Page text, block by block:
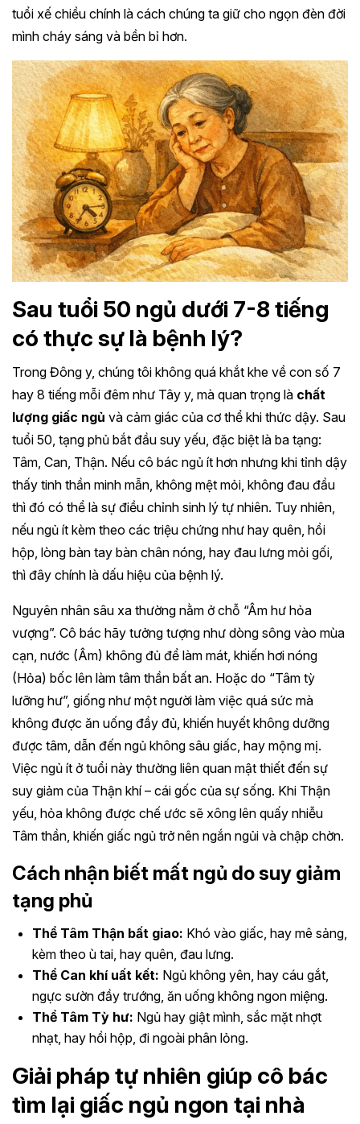
tuổi xế chiều chính là cách chúng ta giữ cho ngọn đèn đời
mình cháy sáng và bền bỉ hơn.
Sau tuổi 50 ngủ dưới 7-8 tiếng
có thực sự là bệnh lý?
Trong Đông y, chúng tôi không quá khắt khe về con số 7
hay 8 tiếng mỗi đêm như Tây y, mà quan trọng là chất
lượng giấc ngủ và cảm giác của cơ thể khi thức dậy. Sau
tuổi 50, tạng phủ bắt đầu suy yếu, đặc biệt là ba tạng:
Tâm, Can, Thận. Nếu cô bác ngủ ít hơn nhưng khi tỉnh dậy
thấy tinh thần minh mẫn, không mệt mỏi, không đau đầu
thì đó có thể là sự điều chỉnh sinh lý tự nhiên. Tuy nhiên,
nếu ngủ ít kèm theo các triệu chứng như hay quên, hồi
hộp, lòng bàn tay bàn chân nóng, hay đau lưng mỏi gối,
thì đây chính là dấu hiệu của bệnh lý.
Nguyên nhân sâu xa thường nằm ở chỗ “Âm hư hỏa
vượng”. Cô bác hãy tưởng tượng như dòng sông vào mùa
cạn, nước (Âm) không đủ để làm mát, khiến hơi nóng
(Hỏa) bốc lên làm tâm thần bất an. Hoặc do “Tâm tỳ
lưỡng hư”, giống như một người làm việc quá sức mà
không được ăn uống đầy đủ, khiến huyết không dưỡng
được tâm, dẫn đến ngủ không sâu giấc, hay mộng mị.
Việc ngủ ít ở tuổi này thường liên quan mật thiết đến sự
suy giảm của Thận khí – cái gốc của sự sống. Khi Thận
yếu, hỏa không được chế ước sẽ xông lên quấy nhiễu
Tâm thần, khiến giấc ngủ trở nên ngắn ngủi và chập chờn.
Cách nhận biết mất ngủ do suy giảm
tạng phủ
Thể Tâm Thận bất giao: Khó vào giấc, hay mê sảng,
kèm theo ù tai, hay quên, đau lưng.
Thể Can khí uất kết: Ngủ không yên, hay cáu gắt,
ngực sườn đầy trướng, ăn uống không ngon miệng.
Thể Tâm Tỳ hư: Ngủ hay giật mình, sắc mặt nhợt
nhạt, hay hồi hộp, đi ngoài phân lỏng.
Giải pháp tự nhiên giúp cô bác
tìm lại giấc ngủ ngon tại nhà